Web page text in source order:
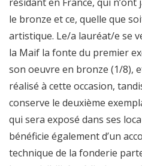
le bronze et ce, quelle que
artistique. Le/a lauréat/e se
la Maif la fonte du premier
son oeuvre en bronze (1/8),
réalisé à cette occasion,
conserve le deuxième
qui sera exposé dans ses
bénéficie également d’un
technique de la fonderie